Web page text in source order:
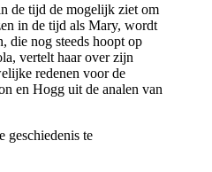
de tijd de mogelijk ziet om
in de tijd als Mary, wordt
die nog steeds hoopt op
vertelt haar over zijn
redenen voor de
en Hogg uit de analen van
geschiedenis te